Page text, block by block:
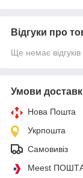
Відгуки про
Ще немає
Умови
Нова Пошта
Укрпошта
Самовивіз
Meest